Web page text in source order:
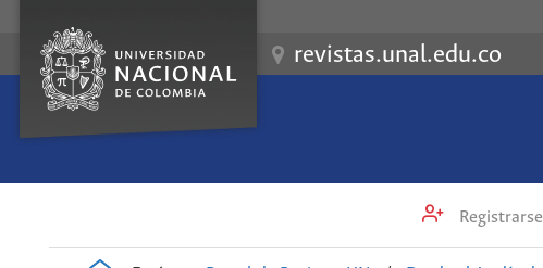
revistas.unal.edu.co
Registrarse